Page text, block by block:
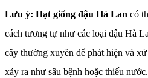
Lưu ý: Hạt giống đậu Hà Lan có
cách tương tự như các loại đậu Hà
cây thường xuyên để phát hiện và
xảy ra như sâu bệnh hoặc thiếu nước.